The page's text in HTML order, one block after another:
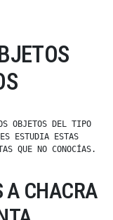
OBJETOS DEL TIPO
ESTUDIA ESTAS
QUE NO CONOCÍAS.
A CHACRA